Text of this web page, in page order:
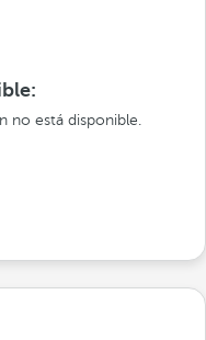
no está disponible.